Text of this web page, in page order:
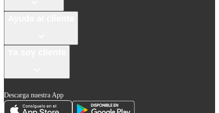
Descarga nuestra App